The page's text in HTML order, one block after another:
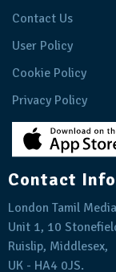
Contact Us
User Policy
Cookie Policy
Privacy Policy
Contact Info
London Tamil
Unit 1, 10
Ruislip, Middlesex,
UK - HA4 0JS.